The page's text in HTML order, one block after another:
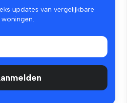
updates van vergelijkbare
woningen.